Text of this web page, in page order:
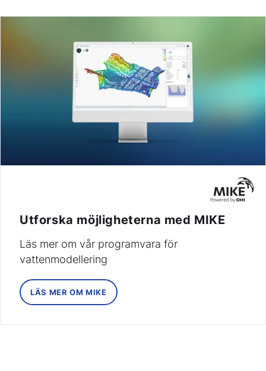
Utforska möjligheterna med MIKE
Läs mer om vår programvara för
vattenmodellering
LÄS MER OM MIKE